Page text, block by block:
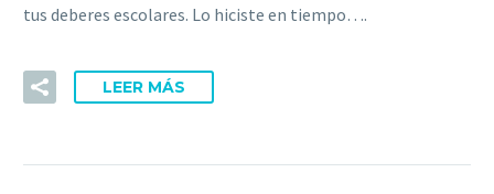
tus deberes escolares. Lo hiciste en tiempo….
LEER MÁS